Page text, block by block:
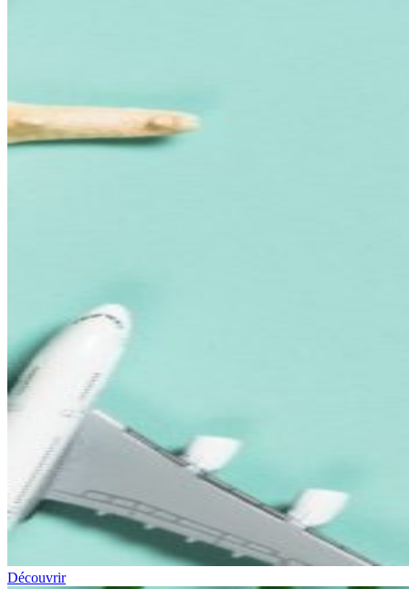
Découvrir